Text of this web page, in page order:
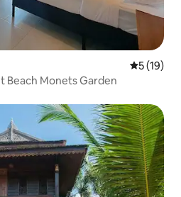
Средна
5 (19)
Monets Garden